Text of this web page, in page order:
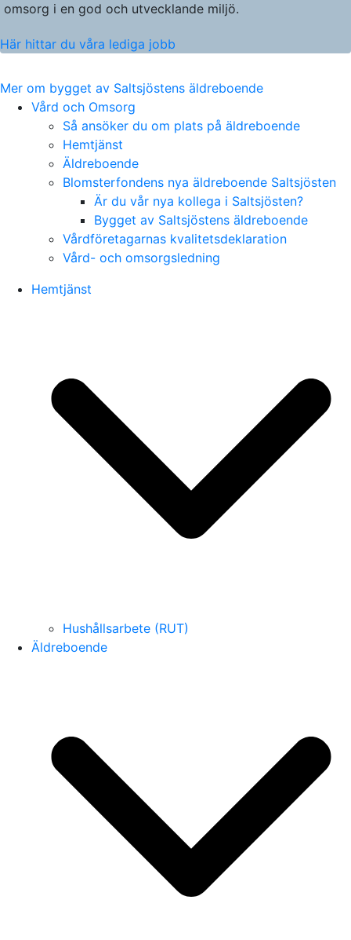
omsorg i en god och utvecklande miljö.
Här hittar du våra lediga jobb
Mer om bygget av Saltsjöstens äldreboende
Vård och Omsorg
Så ansöker du om plats på äldreboende
Hemtjänst
Äldreboende
Blomsterfondens nya äldreboende Saltsjösten
Är du vår nya kollega i Saltsjösten?
Bygget av Saltsjöstens äldreboende
Vårdföretagarnas kvalitetsdeklaration
Vård- och omsorgsledning
Hemtjänst
Hushållsarbete (RUT)
Äldreboende